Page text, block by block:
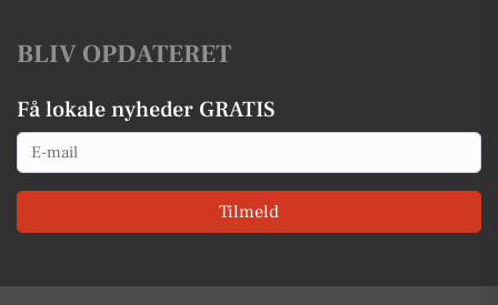
BLIV OPDATERET
Få lokale nyheder GRATIS
Email
Tilmeld